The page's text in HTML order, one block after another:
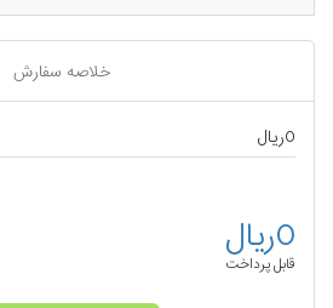
خلاصه سفارش
0ریال
0ریال
قابل پرداخت